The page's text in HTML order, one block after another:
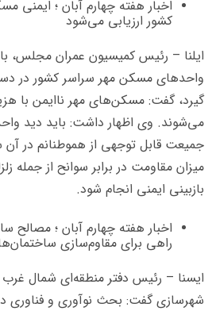
اخبار هفته چهارم آبان ؛ ایمنی
کشور ارزیابی می‌شود
ایلنا – رئیس کمیسیون عمران مجلس، با
واحدهای مسکن مهر سراسر کشور در
گیرد، گفت: مسکن‌های مهر ناایمن با
می‌شوند. وی اظهار داشت: باید دید
جمیعت قابل توجهی از هموطنانم در
میزان مقاومت در برابر سوانح از جمله
بازبینی ایمنی انجام شود.
اخبار هفته چهارم آبان ؛ مصالح
راهی برای مقاوم‌سازی
ایسنا – رئیس دفتر منطقه‌ای شمال‌